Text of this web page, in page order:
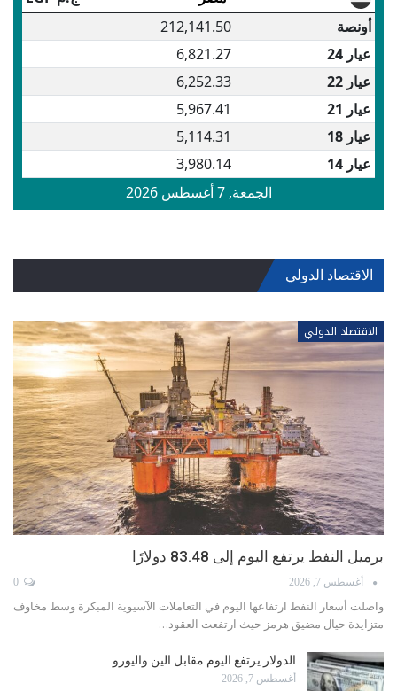
الاقتصاد الدولي
الاقتصاد الدولي
برميل النفط يرتفع اليوم إلى 83.48 دولارًا
أغسطس 7, 2026
واصلت أسعار ‌النفط ارتفاعها اليوم في التعاملات الآسيوية المبكرة وسط مخاوف
متزايدة حيال مضيق هرمز حيث ارتفعت العقود…
الدولار ‌يرتفع اليوم مقابل الين واليورو
أغسطس 7, 2026